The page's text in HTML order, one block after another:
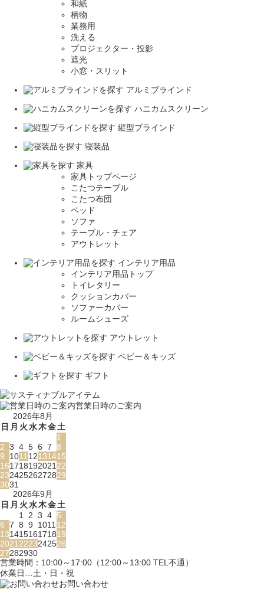
和紙
柄物
業務用
洗える
プロジェクター・投影
遮光
小窓・スリット
アルミブラインド
ハニカムスクリーン
縦型ブラインド
寝装品
家具
家具トップページ
こたつテーブル
こたつ布団
ベッド
ソファ
テーブル・チェア
アウトレット
インテリア用品
インテリア用品トップ
トイレタリー
クッションカバー
ソファーカバー
ルームシューズ
アウトレット
ベビー＆キッズ
ギフト
営業日時のご案内
2026年8月
日 月 火水木金土
1
2 3 4 5 6 7 8
9
1011 12131415
161718192021 22
23242526272829
3031
2026年9月
日 月 火水木金土
1
2 3 4 5
6 7 8 9 1011 12
13141516171819
2021 2223242526
27282930
営業時間：10:00～17:00（12:00～13:00 TEL不通）
休業日…土・日・祝
お問い合わせ